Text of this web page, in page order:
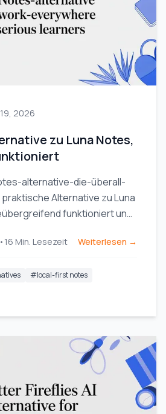
2026
zu Luna Notes,
alternative-die-überall-
Alternative zu Luna
funktioniert und
• 16 Min. Lesezeit Weiterlesen →
#local-first notes